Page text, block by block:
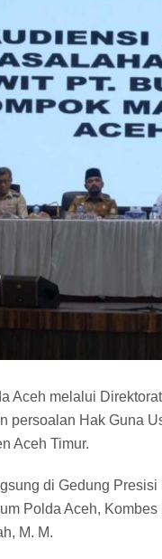
Aceh melalui
persoalan Hak Guna
Aceh Timur.
di Gedung
Polda Aceh,
M. M.